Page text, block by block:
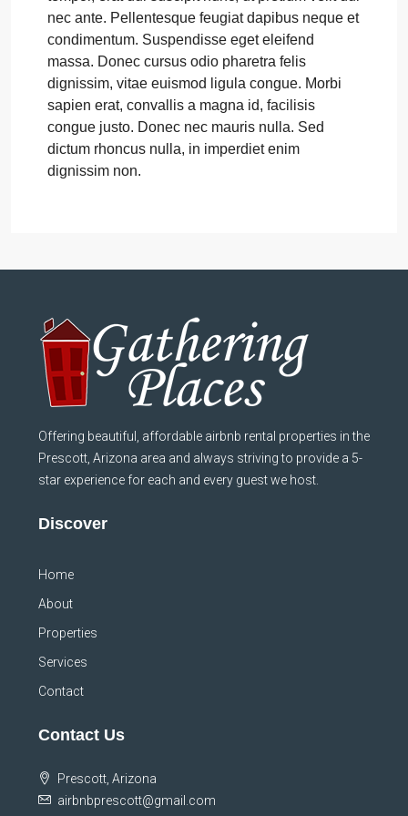
nec ante. Pellentesque feugiat dapibus neque et
condimentum. Suspendisse eget eleifend
massa. Donec cursus odio pharetra felis
dignissim, vitae euismod ligula congue. Morbi
sapien erat, convallis a magna id, facilisis
congue justo. Donec nec mauris nulla. Sed
dictum rhoncus nulla, in imperdiet enim
dignissim non.
Offering beautiful, affordable airbnb rental properties in the
Prescott, Arizona area and always striving to provide a 5-
star experience for each and every guest we host.
Discover
Home
About
Properties
Services
Contact
Contact Us
Prescott, Arizona
airbnbprescott@gmail.com